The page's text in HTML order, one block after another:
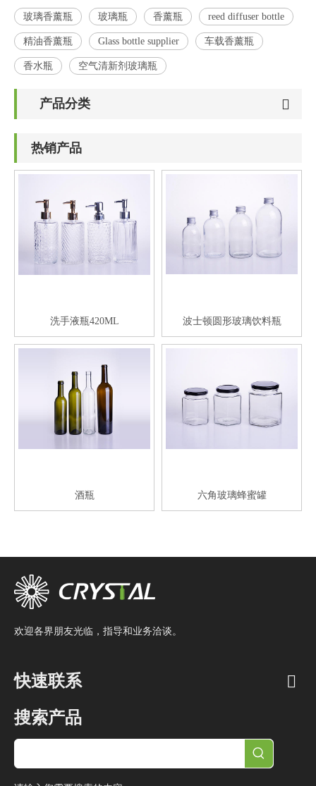
玻璃香薰瓶 玻璃瓶 香薰瓶 reed diffuser bottle
精油香薰瓶 Glass bottle supplier 车载香薰瓶
香水瓶 空气清新剂玻璃瓶
产品分类
热销产品
洗手液瓶420ML 波士顿圆形玻璃饮料瓶
酒瓶 六角玻璃蜂蜜罐
欢迎各界朋友光临，指导和业务洽谈。
快速联系
搜索产品